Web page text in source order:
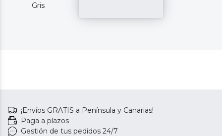
Gris
¡Envíos GRATIS a Península y Canarias!
Paga a plazos
Gestión de tus pedidos 24/7